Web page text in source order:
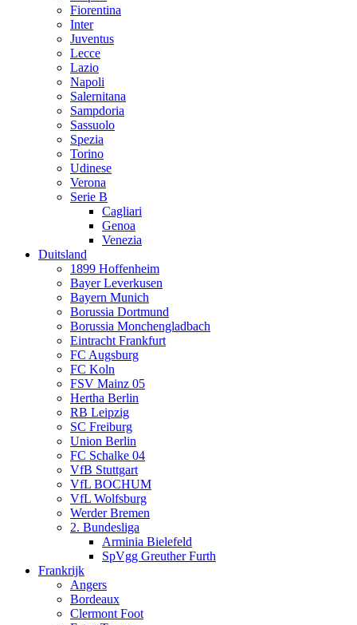
Fiorentina
Inter
Juventus
Lecce
Lazio
Napoli
Salernitana
Sampdoria
Sassuolo
Spezia
Torino
Udinese
Verona
Serie B
Cagliari
Genoa
Venezia
Duitsland
1899 Hoffenheim
Bayer Leverkusen
Bayern Munich
Borussia Dortmund
Borussia Monchengladbach
Eintracht Frankfurt
FC Augsburg
FC Koln
FSV Mainz 05
Hertha Berlin
RB Leipzig
SC Freiburg
Union Berlin
FC Schalke 04
VfB Stuttgart
VfL BOCHUM
VfL Wolfsburg
Werder Bremen
2. Bundesliga
Arminia Bielefeld
SpVgg Greuther Furth
Frankrijk
Angers
Bordeaux
Clermont Foot